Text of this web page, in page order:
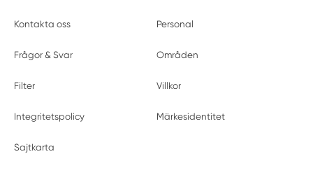
Kontakta oss Personal
Frågor & Svar Områden
Filter Villkor
Integritetspolicy Märkesidentitet
Sajtkarta